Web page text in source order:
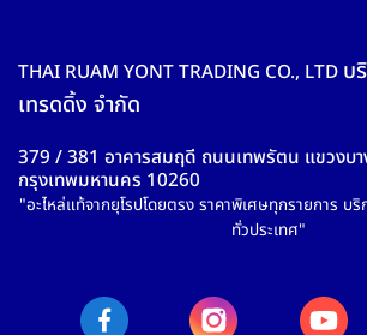
THAI RUAM YONT TRADING CO., LTD บ
เทรดดิ้ง จำกัด
379 / 381 อาคารสมฤดี ถนนเทพรัตน แขวงบา
กรุงเทพมหานคร 10260
"อะไหล่แท้จากยุโรปโดยตรง ราคาพิเศษทุกรายการ บ
ทั่วประเทศ"